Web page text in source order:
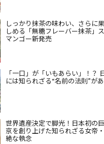
しっかり抹茶の味わい、さらに
しめる「無糖フレーバー抹茶」
マンゴー新発売
「一口」が「いもあらい」！？
には知られざる“名前の法則”が
世界遺産決定で脚光！日本初の
京を創り上げた知られざる女帝
絶な執念